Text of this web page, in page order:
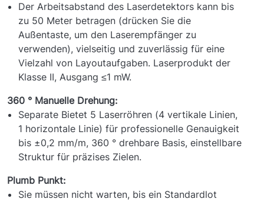
Der Arbeitsabstand des Laserdetektors kann bis
zu 50 Meter betragen (drücken Sie die
Außentaste, um den Laserempfänger zu
verwenden), vielseitig und zuverlässig für eine
Vielzahl von Layoutaufgaben. Laserprodukt der
Klasse II, Ausgang ≤1 mW.
360 ° Manuelle Drehung:
Separate Bietet 5 Laserröhren (4 vertikale Linien,
1 horizontale Linie) für professionelle Genauigkeit
bis ±0,2 mm/m, 360 ° drehbare Basis, einstellbare
Struktur für präzises Zielen.
Plumb Punkt:
Sie müssen nicht warten, bis ein Standardlot